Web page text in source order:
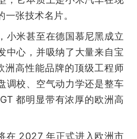
张技术名片。
小米甚至在德国慕尼黑成立
中心，并吸纳了大量来自宝
洲高性能品牌的顶级工程师
调校、空气动力学还是整车
都明显带有浓厚的欧洲高
在 2027 年正式进入欧洲市